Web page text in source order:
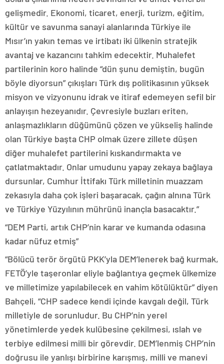
gelişmedir. Ekonomi, ticaret, enerji, turizm, eğitim,
kültür ve savunma sanayi alanlarında Türkiye ile
Mısır’ın yakın temas ve irtibatı iki ülkenin stratejik
avantaj ve kazancını tahkim edecektir. Muhalefet
partilerinin koro halinde “dün şunu demiştin, bugün
böyle diyorsun” çıkışları Türk dış politikasının yüksek
misyon ve vizyonunu idrak ve itiraf edemeyen sefil bir
anlayışın hezeyanıdır. Çevresiyle buzları eriten,
anlaşmazlıkların düğümünü çözen ve yükseliş halinde
olan Türkiye başta CHP olmak üzere zillete düşen
diğer muhalefet partilerini kıskandırmakta ve
çatlatmaktadır. Onlar umudunu yapay zekaya bağlaya
dursunlar, Cumhur İttifakı Türk milletinin muazzam
zekasıyla daha çok işleri başaracak, çağın alnına Türk
ve Türkiye Yüzyılının mührünü inançla basacaktır.”
“DEM Parti, artık CHP’nin karar ve kumanda odasına
kadar nüfuz etmiş”
“Bölücü terör örgütü PKK’yla DEM’lenerek bağ kurmak,
FETÖ’yle taşeronlar eliyle bağlantıya geçmek ülkemize
ve milletimize yapılabilecek en vahim kötülüktür” diyen
Bahçeli, “CHP sadece kendi içinde kavgalı değil, Türk
milletiyle de sorunludur. Bu CHP’nin yerel
yönetimlerde yedek kulübesine çekilmesi, ıslah ve
terbiye edilmesi milli bir görevdir. DEM’lenmiş CHP’nin
doğrusu ile yanlışı birbirine karışmış, milli ve manevi